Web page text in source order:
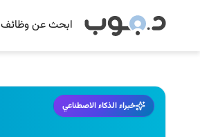
ابحث عن وظائف
خبراء الذكاء الاصطناعي